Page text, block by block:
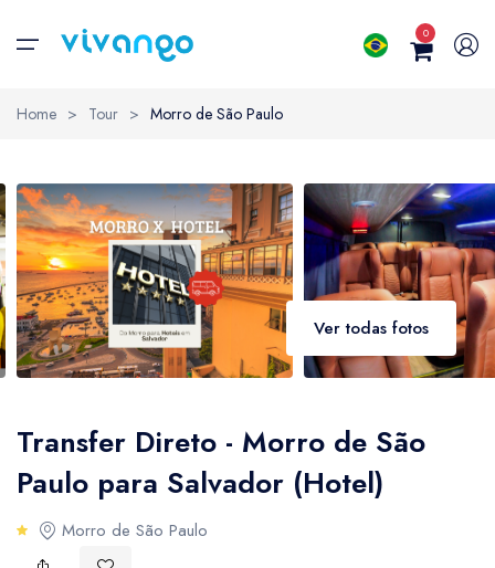
Viva sua história...
Aventura
Náutico
Trilhas
Natureza
Parques
Ecoturismo
Transfer
Pôr do Sol
0
Home > Tour > Morro de São Paulo
Ver todas fotos
Transfer Direto - Morro de São
Paulo para Salvador (Hotel)
Morro de São Paulo
Australian dollar
AUD- $ BRL-
Canadian dollar
CAD- $ USD-
- R$
United States dollar
USD - $